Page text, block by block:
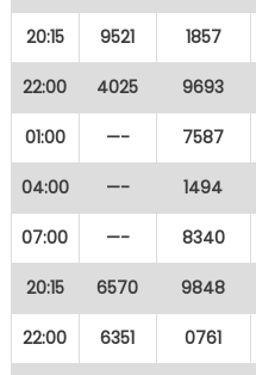
20:15 9521 1857
22:00 4025 9693
01:00 —- 7587
04:00 —- 1494
07:00 —- 8340
20:15 6570 9848
22:00 6351 0761